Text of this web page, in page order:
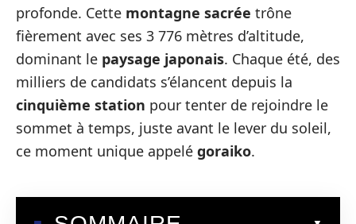
profonde. Cette montagne sacrée trône
fièrement avec ses 3 776 mètres d’altitude,
dominant le paysage japonais. Chaque été, des
milliers de candidats s’élancent depuis la
cinquième station pour tenter de rejoindre le
sommet à temps, juste avant le lever du soleil,
ce moment unique appelé goraiko.